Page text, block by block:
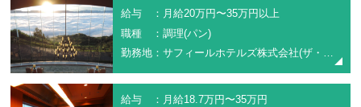
給与 ：月給20万円〜35万円以上
職種 ：調理(パン)
勤務地：サフィールホテルズ株式会社(ザ・ウィンザーホテル洞爺リゾート＆スパ)
給与 ：月給18.7万円〜35万円